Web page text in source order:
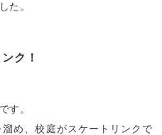
た。
ク！
す。
め、校庭がスケートリンクで